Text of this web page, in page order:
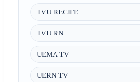
TVU RECIFE
TVU RN
UEMA TV
UERN TV